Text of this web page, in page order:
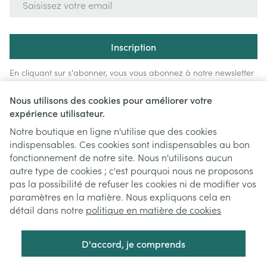
Nous utilisons des cookies pour améliorer votre
expérience utilisateur.
Notre boutique en ligne n'utilise que des cookies
indispensables. Ces cookies sont indispensables au bon
fonctionnement de notre site. Nous n'utilisons aucun
autre type de cookies ; c'est pourquoi nous ne proposons
pas la possibilité de refuser les cookies ni de modifier vos
paramètres en la matière. Nous expliquons cela en
détail dans notre politique en matière de cookies
D'accord, je comprends
Inscription
En cliquant sur s'abonner, vous vous abonnez à notre newsletter
et acceptez notrepolitique de confidentialité.
Liens légaux